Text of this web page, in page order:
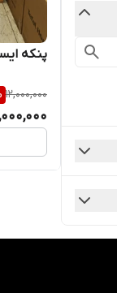
پنکه
12,000,000